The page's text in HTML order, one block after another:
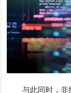
与此同时，